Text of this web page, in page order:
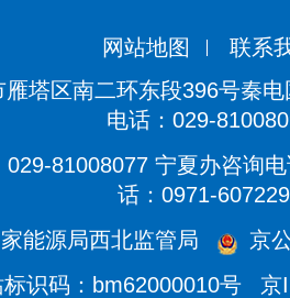
网站地图
联系
塔区南二环东段396号秦
电话：029-
81008077 宁夏办咨询
话：0971-
能源局西北监管局
京
标识码：bm62000010号
京